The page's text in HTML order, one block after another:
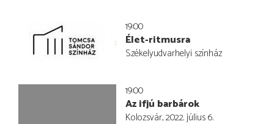
19:00
Élet-ritmusra
Székelyudvarhelyi színház
19:00
Az ifjú barbárok
Kolozsvár, 2022. július 6.